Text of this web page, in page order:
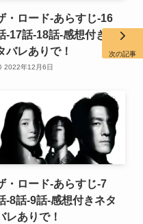
・ロード-あらすじ-16
-17話-18話-感想付きネ
バレありで！
2022年12月6日
・ロード-あらすじ-7
-8話-9話-感想付きネタ
レありで！
次の記事